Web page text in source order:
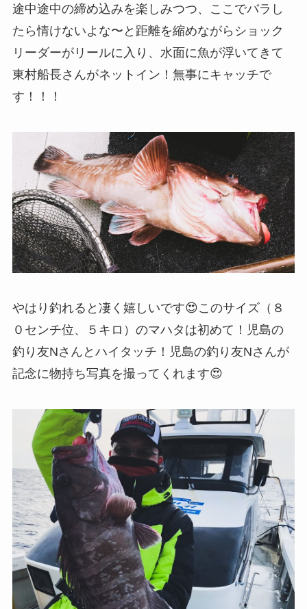
途中途中の締め込みを楽しみつつ、ここでバラし
たら情けないよな〜と距離を縮めながらショック
リーダーがリールに入り、水面に魚が浮いてきて
東村船長さんがネットイン！無事にキャッチで
す！！！
やはり釣れると凄く嬉しいです😍このサイズ（８
０センチ位、５キロ）のマハタは初めて！児島の
釣り友Nさんとハイタッチ！児島の釣り友Nさんが
記念に物持ち写真を撮ってくれます😍